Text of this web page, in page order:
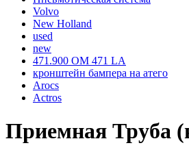
Volvo
New Holland
used
new
471.900 OM 471 LA
кронштейн бампера на атего
Arocs
Actros
Приемная Труба